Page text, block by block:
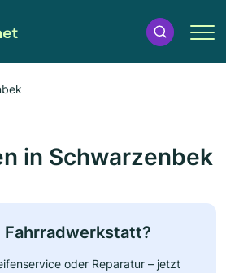
in Schwarzenbek
Fahrradwerkstatt?
oder Reparatur – jetzt